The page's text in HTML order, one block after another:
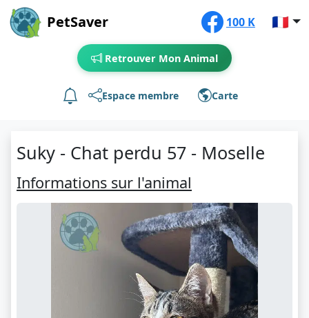
PetSaver 100 K 🇫🇷
Retrouver Mon Animal
Espace membre Carte
Suky - Chat perdu 57 - Moselle
Informations sur l'animal